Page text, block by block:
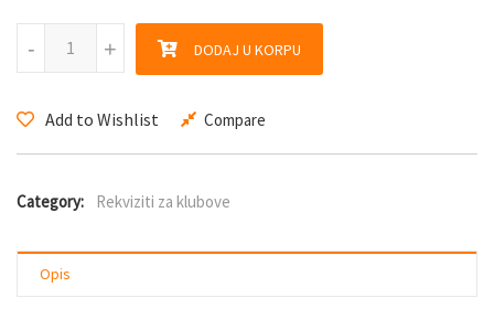
Semafor Prime količina
+
- +
- DODAJ U KORPU
Add to Wishlist Compare
Category: Rekviziti za klubove
Opis